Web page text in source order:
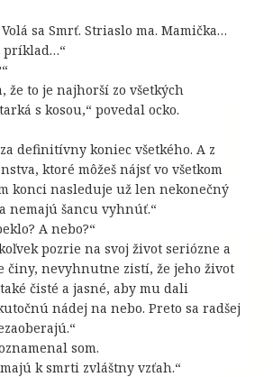
sa Smrť. Striaslo ma. Mamička…
príklad…“
že to je najhorší zo všetkých
s kosou,“ povedal ocko.
definitívny koniec všetkého. A z
ktoré môžeš nájsť vo všetkom
konci nasleduje už len nekonečný
nemajú šancu vyhnúť.“
A nebo?“
pozrie na svoj život seriózne a
činy, nevyhnutne zistí, že jeho život
čisté a jasné, aby mu dali
nádej na nebo. Preto sa radšej
som.
k smrti zvláštny vzťah.“